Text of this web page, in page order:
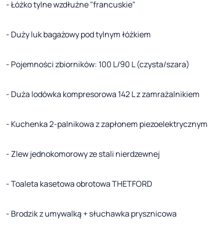
- Łóżko tylne wzdłużne "francuskie"
- Duży luk bagażowy pod tylnym łóżkiem
- Pojemności zbiorników: 100 L/90 L (czysta/szara)
- Duża lodówka kompresorowa 142 L z zamrażalnikiem
- Kuchenka 2-palnikowa z zapłonem piezoelektrycznym
- Zlew jednokomorowy ze stali nierdzewnej
- Toaleta kasetowa obrotowa THETFORD
- Brodzik z umywalką + słuchawka prysznicowa